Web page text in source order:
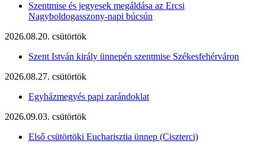
Szentmise és jegyesek megáldása az Ercsi
Nagyboldogasszony-napi búcsún
2026.08.20. csütörtök
Szent István király ünnepén szentmise Székesfehérváron
2026.08.27. csütörtök
Egyházmegyés papi zarándoklat
2026.09.03. csütörtök
Első csütörtöki Eucharisztia ünnep (Ciszterci)